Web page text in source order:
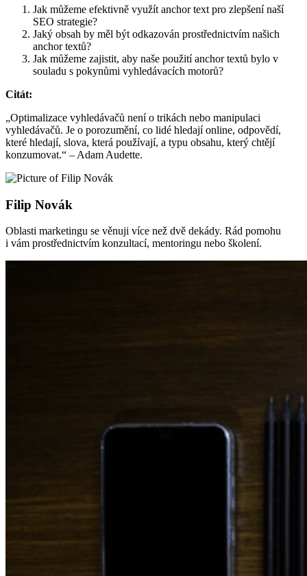
Jak můžeme efektivně využít anchor text pro zlepšení naší
SEO strategie?
Jaký obsah by měl být odkazován prostřednictvím našich
anchor textů?
Jak můžeme zajistit, aby naše použití anchor textů bylo v
souladu s pokynůmi vyhledávacích motorů?
Citát:
„Optimalizace vyhledávačů není o trikách nebo manipulaci
vyhledávačů. Je o porozumění, co lidé hledají online, odpovědí,
které hledají, slova, která používají, a typu obsahu, který chtějí
konzumovat.“ – Adam Audette.
Filip Novák
Oblasti marketingu se věnuji více než dvě dekády. Rád pomohu
i vám prostřednictvím konzultací, mentoringu nebo školení.